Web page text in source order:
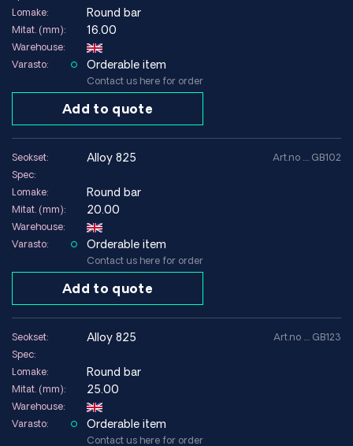
Lomake:
Round bar
Mitat. (mm): 16.00
Warehouse:
Varasto:
Orderable item
Contact us here for order
Add to quote
Seokset: alloy 825
Spec:
Lomake:
Round bar
Mitat. (mm): 20.00
Warehouse:
Varasto:
Orderable item
Contact us here for order
Add to quote
Art.no .... GB102
Seokset: alloy 825
Spec:
Lomake:
Round bar
Mitat. (mm): 25.00
Warehouse:
Varasto:
Orderable item
Contact us here for order
Art.no .... GB123